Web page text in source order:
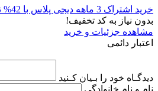
خرید اشتراک 3 ماهه دیجی پلاس با 42% تخفیف
بدون نیاز به کد تخفیف!
مشاهده جزئیات و خرید
اعتبار دائمی
دیدگـاه خود را بـیان کـنید
نام و نام خانوادگی